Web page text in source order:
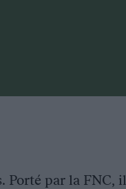
Porté par la FNC, il